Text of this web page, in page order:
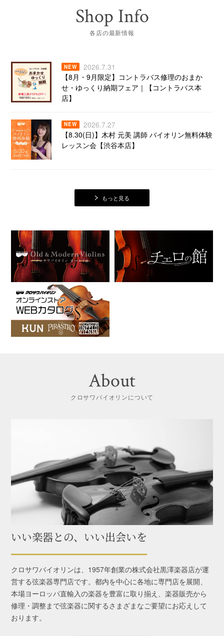
Shop Info
各店の最新情報
NEW
2026.7.31
【8月・9月限定】コントラバス修理のおまか
せ・ゆっくり納期フェア｜【コントラバス本
店】
NEW
2026.7.27
【8.30(日)】木村 元美 講師 バイオリン無料体験
レッスン会【渋谷本店】
セサル・ベルナール インストアライブ【コント
ラバス本店】
2026.7.15
「”ビオラ” サマーフェア2026」～バイオリン・
チェロもございます！～【池袋店】
2026.7.13
コントラバス買取強化キャンペーン開催！
【7.25｜コントラバス本店】※先着順！
2026.6.26
7.26（日）倉上 樹 講師
ー 夏のチェロ無料体験レッスン会【渋谷本店】
ー
もっと見る
About
クロサワバイオリンについて
いい楽器との、いい出会いを
クロサワバイオリンは、1957年創業の株式会社黒澤楽器店が運
営する弦楽器専門店です。都内を中心に各地に専門店を展開、
本場ヨーロッパ直輸入の楽器を豊富に取り揃え、楽器販売から
修理・調整まで弦楽器に関するさまざまなご要望にお応えして
おります。